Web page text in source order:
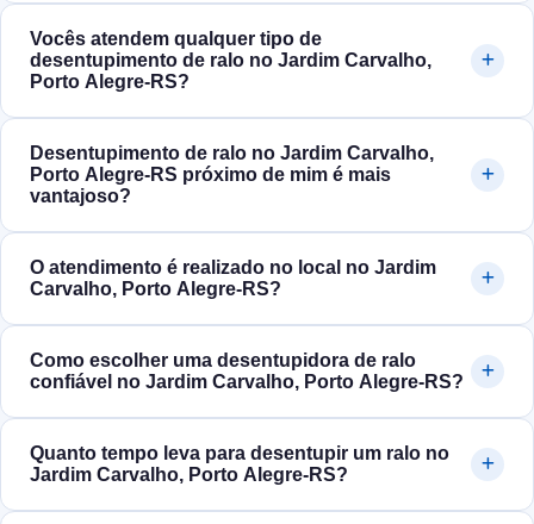
Vocês atendem qualquer tipo de
desentupimento de ralo no Jardim Carvalho,
Porto Alegre‑RS?
Desentupimento de ralo no Jardim Carvalho,
Porto Alegre‑RS próximo de mim é mais
vantajoso?
O atendimento é realizado no local no Jardim
Carvalho, Porto Alegre‑RS?
Como escolher uma desentupidora de ralo
confiável no Jardim Carvalho, Porto Alegre‑RS?
Quanto tempo leva para desentupir um ralo no
Jardim Carvalho, Porto Alegre‑RS?